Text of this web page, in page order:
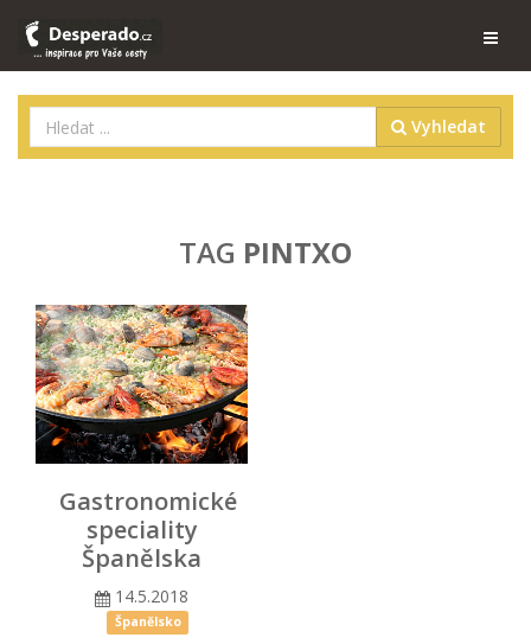
Vyhledat
TAG PINTXO
Gastronomické
speciality
Španělska
14.5.2018
Španělsko